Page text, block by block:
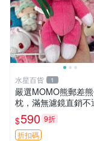
水星百貨 1
嚴選MOMO熊郵差
枕，滿無濾鏡直銷不
經典造型可愛必備 紅
間抱枕 抱枕 時尚
$590 9折
折扣碼